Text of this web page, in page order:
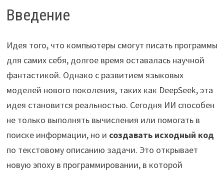
Введение
Идея того, что компьютеры смогут писать программы
для самих себя, долгое время оставалась научной
фантастикой. Однако с развитием языковых
моделей нового поколения, таких как DeepSeek, эта
идея становится реальностью. Сегодня ИИ способен
не только выполнять вычисления или помогать в
поиске информации, но и создавать исходный код
по текстовому описанию задачи. Это открывает
новую эпоху в программировании, в которой